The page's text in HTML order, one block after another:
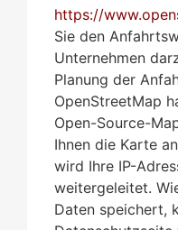
https://
Sie den
Unternehmen
Planung der
OpenStreetMap
Open-Source-
Ihnen die Karte
wird Ihre IP-
weitergeleitet.
Daten speichert,